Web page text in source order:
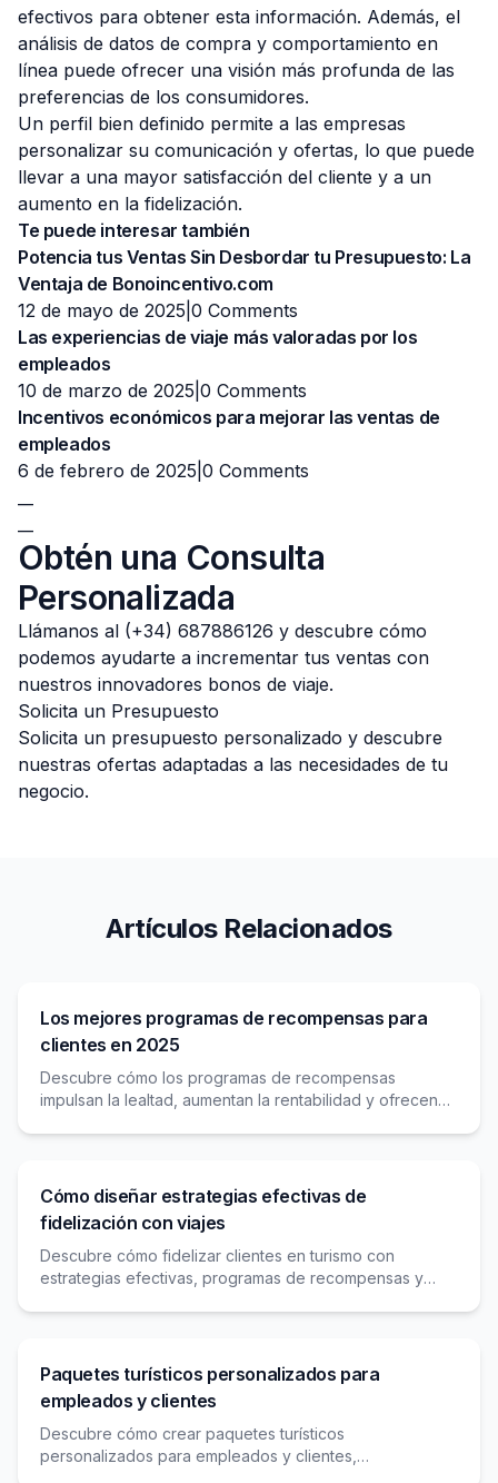
efectivos para obtener esta información. Además, el
análisis de datos de compra y comportamiento en
línea puede ofrecer una visión más profunda de las
preferencias de los consumidores.
Un perfil bien definido permite a las empresas
personalizar su comunicación y ofertas, lo que puede
llevar a una mayor satisfacción del cliente y a un
aumento en la fidelización.
Te puede interesar también
Potencia tus Ventas Sin Desbordar tu Presupuesto: La
Ventaja de Bonoincentivo.com
12 de mayo de 2025| 0 Comments
Las experiencias de viaje más valoradas por los
empleados
10 de marzo de 2025| 0 Comments
Incentivos económicos para mejorar las ventas de
empleados
6 de febrero de 2025| 0 Comments
Obtén una Consulta
Personalizada
Llámanos al (+34) 687886126 y descubre cómo
podemos ayudarte a incrementar tus ventas con
nuestros innovadores bonos de viaje.
Solicita un Presupuesto
Solicita un presupuesto personalizado y descubre
nuestras ofertas adaptadas a las necesidades de tu
negocio.
Artículos Relacionados
Los mejores programas de recompensas para
clientes en 2025
Descubre cómo los programas de recompensas
impulsan la lealtad, aumentan la rentabilidad y ofrecen
Cómo diseñar estrategias efectivas de
fidelización con viajes
Descubre cómo fidelizar clientes en turismo con
estrategias efectivas, programas de recompensas y
Paquetes turísticos personalizados para
empleados y clientes
Descubre cómo crear paquetes turísticos
personalizados para empleados y clientes,